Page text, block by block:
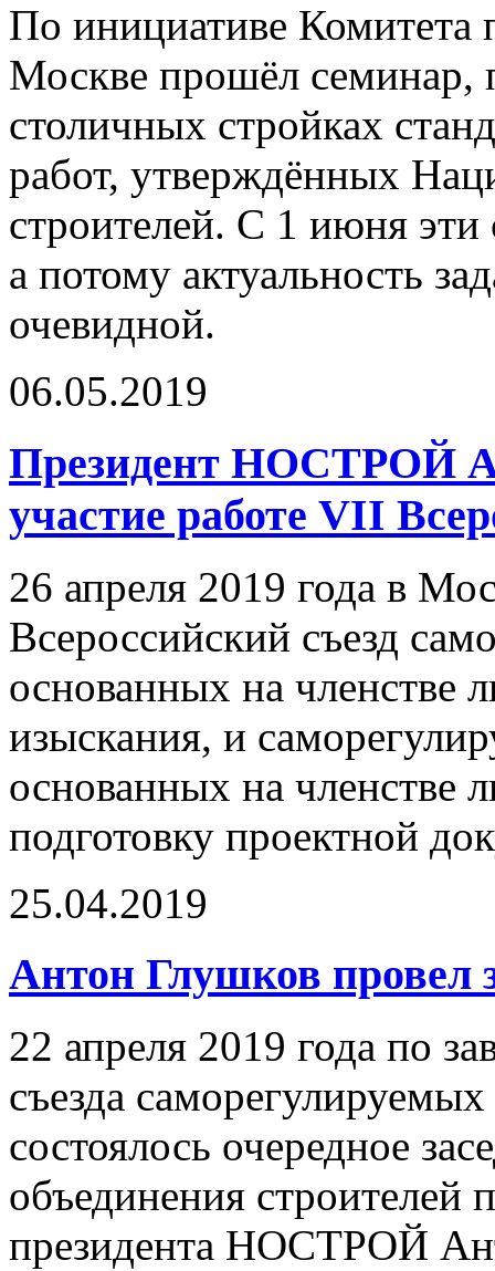
По инициативе
Москве прошёл
столичных стройках
работ, утверждённых
строителей. С 1 июня эти
а потому актуальность
очевидной.
06.05.2019
Президент НОСТРОЙ
участие работе VII
26 апреля 2019 года в
Всероссийский съезд
основанных на
изыскания, и
основанных на членстве
подготовку проектной
25.04.2019
Антон Глушков
22 апреля 2019 года по
съезда
состоялось очередное
объединения строителей
президента НОСТРОЙ